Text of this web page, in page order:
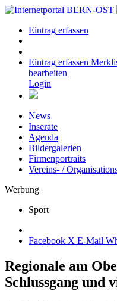
Eintrag erfassen
Eintrag erfassen
bearbeiten
Login
News
Inserate
Agenda
Bildergalerien
Firmenportraits
Vereins- /
Werbung
Sport
Facebook X E-Mail
Regionale am
Schlussgang und